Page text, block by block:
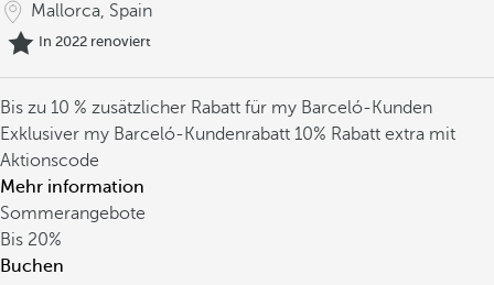
Mallorca, Spain
In 2022 renoviert
Bis zu 10 % zusätzlicher Rabatt für my Barceló-Kunden
Exklusiver my Barceló-Kundenrabatt 10% Rabatt extra mit
Aktionscode
Mehr information
Sommerangebote
Bis 20%
Buchen